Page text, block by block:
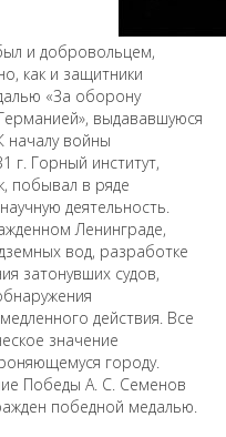
и добровольцем,
как и защитники
«За оборону
выдававшуюся
началу войны
г. Горный институт,
побывал в ряде
деятельность.
Ленинграде,
вод, разработке
затонувших судов,
действия. Все
значение
городу.
Победы А. С. Семенов
победной медалью.